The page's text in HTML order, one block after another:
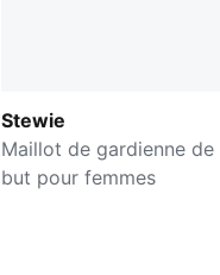
Stewie
Maillot de gardienne de
but pour femmes